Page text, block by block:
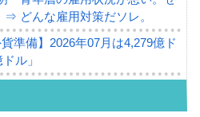
どんな雇用対策だソレ。
貨準備】2026年07月は4,279億ド
ル」